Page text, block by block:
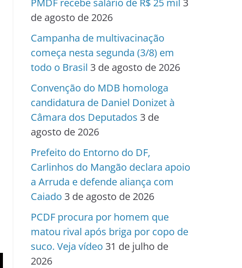
PMDF recebe salário de R$ 25 mil 3
de agosto de 2026
Campanha de multivacinação
começa nesta segunda (3/8) em
todo o Brasil 3 de agosto de 2026
Convenção do MDB homologa
candidatura de Daniel Donizet à
Câmara dos Deputados 3 de
agosto de 2026
Prefeito do Entorno do DF,
Carlinhos do Mangão declara apoio
a Arruda e defende aliança com
Caiado 3 de agosto de 2026
PCDF procura por homem que
matou rival após briga por copo de
suco. Veja vídeo 31 de julho de
2026